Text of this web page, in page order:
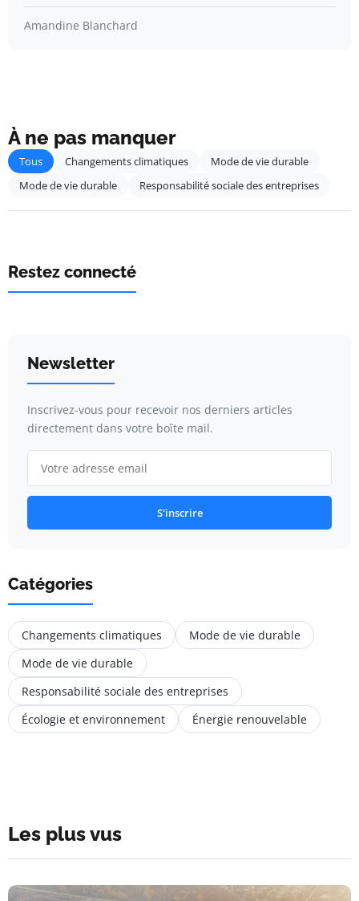
Amandine Blanchard
À ne pas manquer
Tous Changements climatiques
Mode de vie durable
Mode de vie durable
Responsabilité sociale des entreprises
Restez connecté
Newsletter
Inscrivez-vous pour recevoir nos derniers articles
directement dans votre boîte mail.
S'inscrire
Catégories
Changements climatiques
Mode de vie durable
Mode de vie durable
Responsabilité sociale des entreprises
Écologie et environnement
Énergie renouvelable
Les plus vus